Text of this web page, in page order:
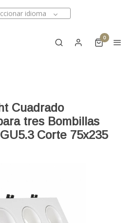
idioma
0
Cuadrado
tres Bombillas
Corte 75x235